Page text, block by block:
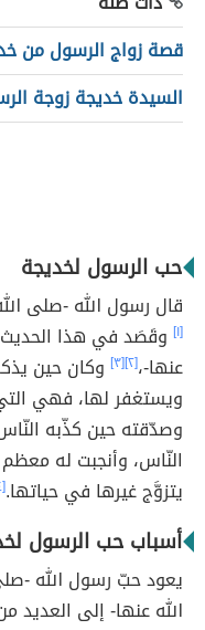
قصة زواج الرسول من
السيدة خديجة زوجة
حب الرسول لخديجة
قال رسول الله -صلى
[١] وقَصَد في هذا الحديث
عنها-،[٢] [٣]
وكان حين
ويستغفر لها، فهي
وصدّقته حين كذّبه
النّاس، وأنجبت له معظم
يتزوَّج غيرها في حياتها.[٤]
أسباب حب الرسول
يعود حبّ رسول الله -
الله عنها- إلى العديد